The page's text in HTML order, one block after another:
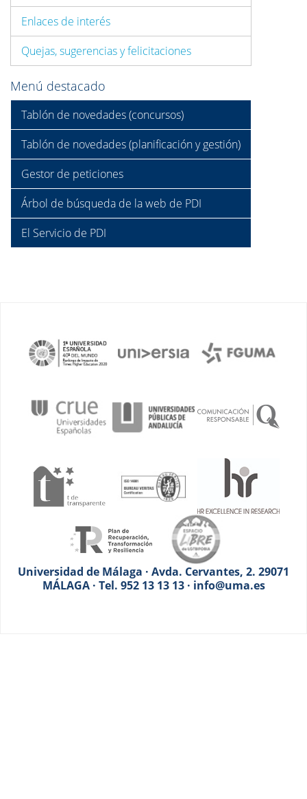
Enlaces de interés
Quejas, sugerencias y felicitaciones
Menú destacado
Tablón de novedades (concursos)
Tablón de novedades (planificación y gestión)
Gestor de peticiones
Árbol de búsqueda de la web de PDI
El Servicio de PDI
Universidad de Málaga · Avda. Cervantes, 2. 29071
MÁLAGA · Tel. 952 13 13 13 · info@uma.es